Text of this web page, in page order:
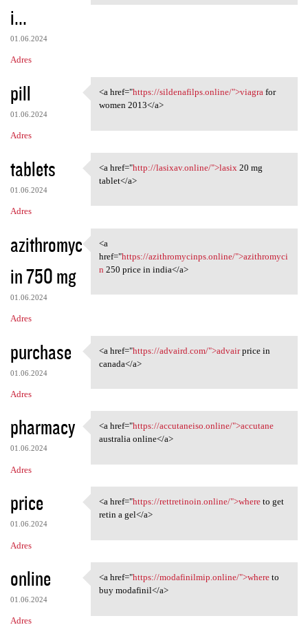
i...
01.06.2024
Adres
pill
01.06.2024
Adres
<a href="https://sildenafilps
<a href="https://sildenafilps.online/">viagrafor
women 2013</a>
tablets
01.06.2024
Adres
<a href="http://lasixav
<a href="http://lasixav.online/">lasix 20 mg
tablet</a>
azithromyc
in 750 mg
01.06.2024
Adres
<a href="https:/
<a
href="https://azithromycinps.online/">azithromyci
n 250 price in india</a>
purchase
01.06.2024
Adres
<a href="https://advaird.com/
<a href="https://advaird.com/">advairprice in
canada</a>
pharmacy
01.06.2024
Adres
<a href="https://accutaneiso
<a href="https://accutaneiso.online/">accutane
australia online</a>
price
01.06.2024
Adres
<a href="https://rettretinoin
<a href="https://rettretinoin.online/">whereto get
retin a gel</a>
online
01.06.2024
Adres
<a href="https://modafinilmip
<a href="https://modafinilmip.online/">whereto
buy modafinil</a>